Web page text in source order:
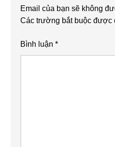
Email của bạn sẽ không
Các trường bắt buộc được
Bình luận*